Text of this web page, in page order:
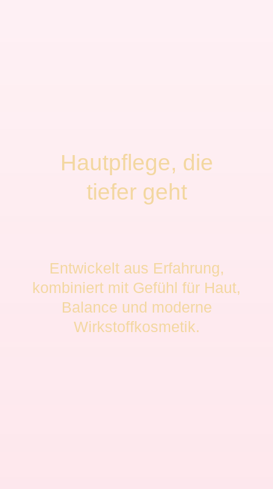
Hautpflege, die
tiefer geht
Entwickelt aus Erfahrung,
kombiniert mit Gefühl für Haut,
Balance und moderne
Wirkstoffkosmetik.